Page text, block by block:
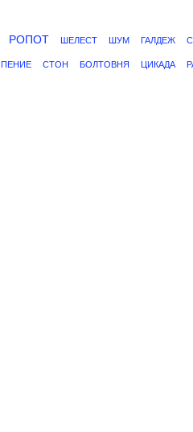
РОПОТ ШЕЛЕСТ ШУМ ГАЛДЕЖ
ПЕНИЕ СТОН БОЛТОВНЯ ЦИКАДА